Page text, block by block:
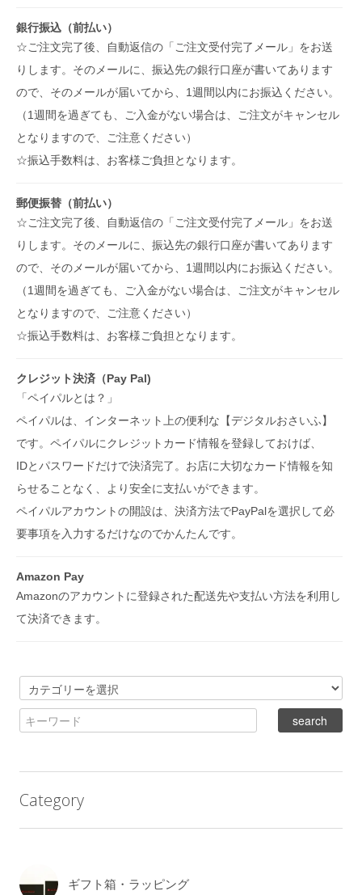
銀行振込（前払い）
☆ご注文完了後、自動返信の「ご注文受付完了メール」をお送
りします。そのメールに、振込先の銀行口座が書いてあります
ので、そのメールが届いてから、1週間以内にお振込ください。
（1週間を過ぎても、ご入金がない場合は、ご注文がキャンセル
となりますので、ご注意ください）
☆振込手数料は、お客様ご負担となります。
郵便振替（前払い）
☆ご注文完了後、自動返信の「ご注文受付完了メール」をお送
りします。そのメールに、振込先の銀行口座が書いてあります
ので、そのメールが届いてから、1週間以内にお振込ください。
（1週間を過ぎても、ご入金がない場合は、ご注文がキャンセル
となりますので、ご注意ください）
☆振込手数料は、お客様ご負担となります。
クレジット決済（Pay Pal)
「ペイパルとは？」
ペイパルは、インターネット上の便利な【デジタルおさいふ】
です。ペイパルにクレジットカード情報を登録しておけば、
IDとパスワードだけで決済完了。お店に大切なカード情報を知
らせることなく、より安全に支払いができます。
ペイパルアカウントの開設は、決済方法でPayPalを選択して必
要事項を入力するだけなのでかんたんです。
Amazon Pay
Amazonのアカウントに登録された配送先や支払い方法を利用し
て決済できます。
Category
ギフト箱・ラッピング